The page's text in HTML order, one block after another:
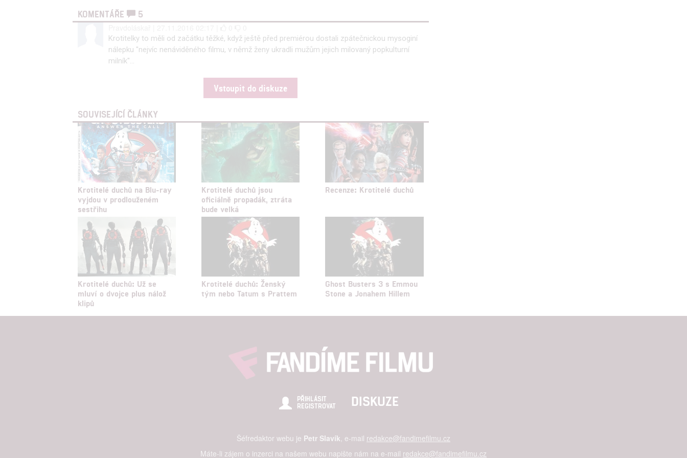
KOMENTÁŘE
5
Krotitelky to měli od začátku těžké, když ještě před premiérou dostali zpátečnickou mysoginí
nálepku ''nejvíc nenáviděného filmu, v němž ženy ukradli mužům jejich milovaný popkulturní
milník''...
Vstoupit do diskuze
SOUVISEJÍCÍ ČLÁNKY
Krotitelé duchů na Blu-ray
vyjdou v prodlouženém
sestřihu
Krotitelé duchů jsou
oficiálně propadák, ztráta
bude velká
Recenze: Krotitelé duchů
Krotitelé duchů: Už se
mluví o dvojce plus nálož
klipů
Krotitelé duchů: Ženský
tým nebo Tatum s Prattem
Ghost Busters 3 s Emmou
Stone a Jonahem Hillem
PŘIHLÁSIT
REGISTROVAT
DISKUZE
Šéfredaktor webu je Petr Slavík , e-mail redakce@fandimefilmu.cz
Máte-li zájem o inzerci na našem webu napište nám na e-mail redakce@fandimefilmu.cz